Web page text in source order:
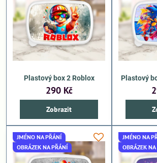
Plastový box 2 Roblox
290 Kč
Zobrazit
Plastový
JMÉNO NA PŘÁNÍ
OBRÁZEK NA PŘÁNÍ
JMÉNO NA
OBRÁZEK